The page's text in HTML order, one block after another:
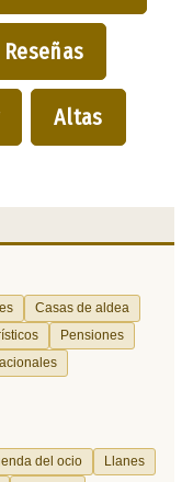
Reseñas
Altas